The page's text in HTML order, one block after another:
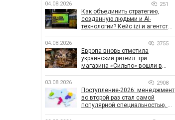
04.08.2026 251
Как объединить стратегию,
созданную людьми и AI-
технологии? Кейс izi и агентства
04.08.2026 3755
Европа вновь отметила
украинский ритейл: три
магазина «Сильпо» вошли в
03.08.2026 2908
Поступление-2026: менеджмент
во второй раз стал самой
популярной специальностью, а